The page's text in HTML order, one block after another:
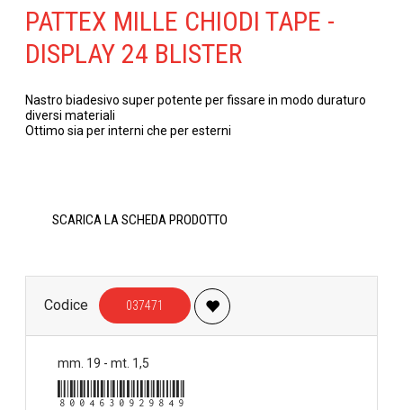
PATTEX MILLE CHIODI TAPE -
DISPLAY 24 BLISTER
Nastro biadesivo super potente per fissare in modo duraturo
diversi materiali
Ottimo sia per interni che per esterni
SCARICA LA SCHEDA PRODOTTO
Codice 037471
mm. 19 - mt. 1,5
8004630929849